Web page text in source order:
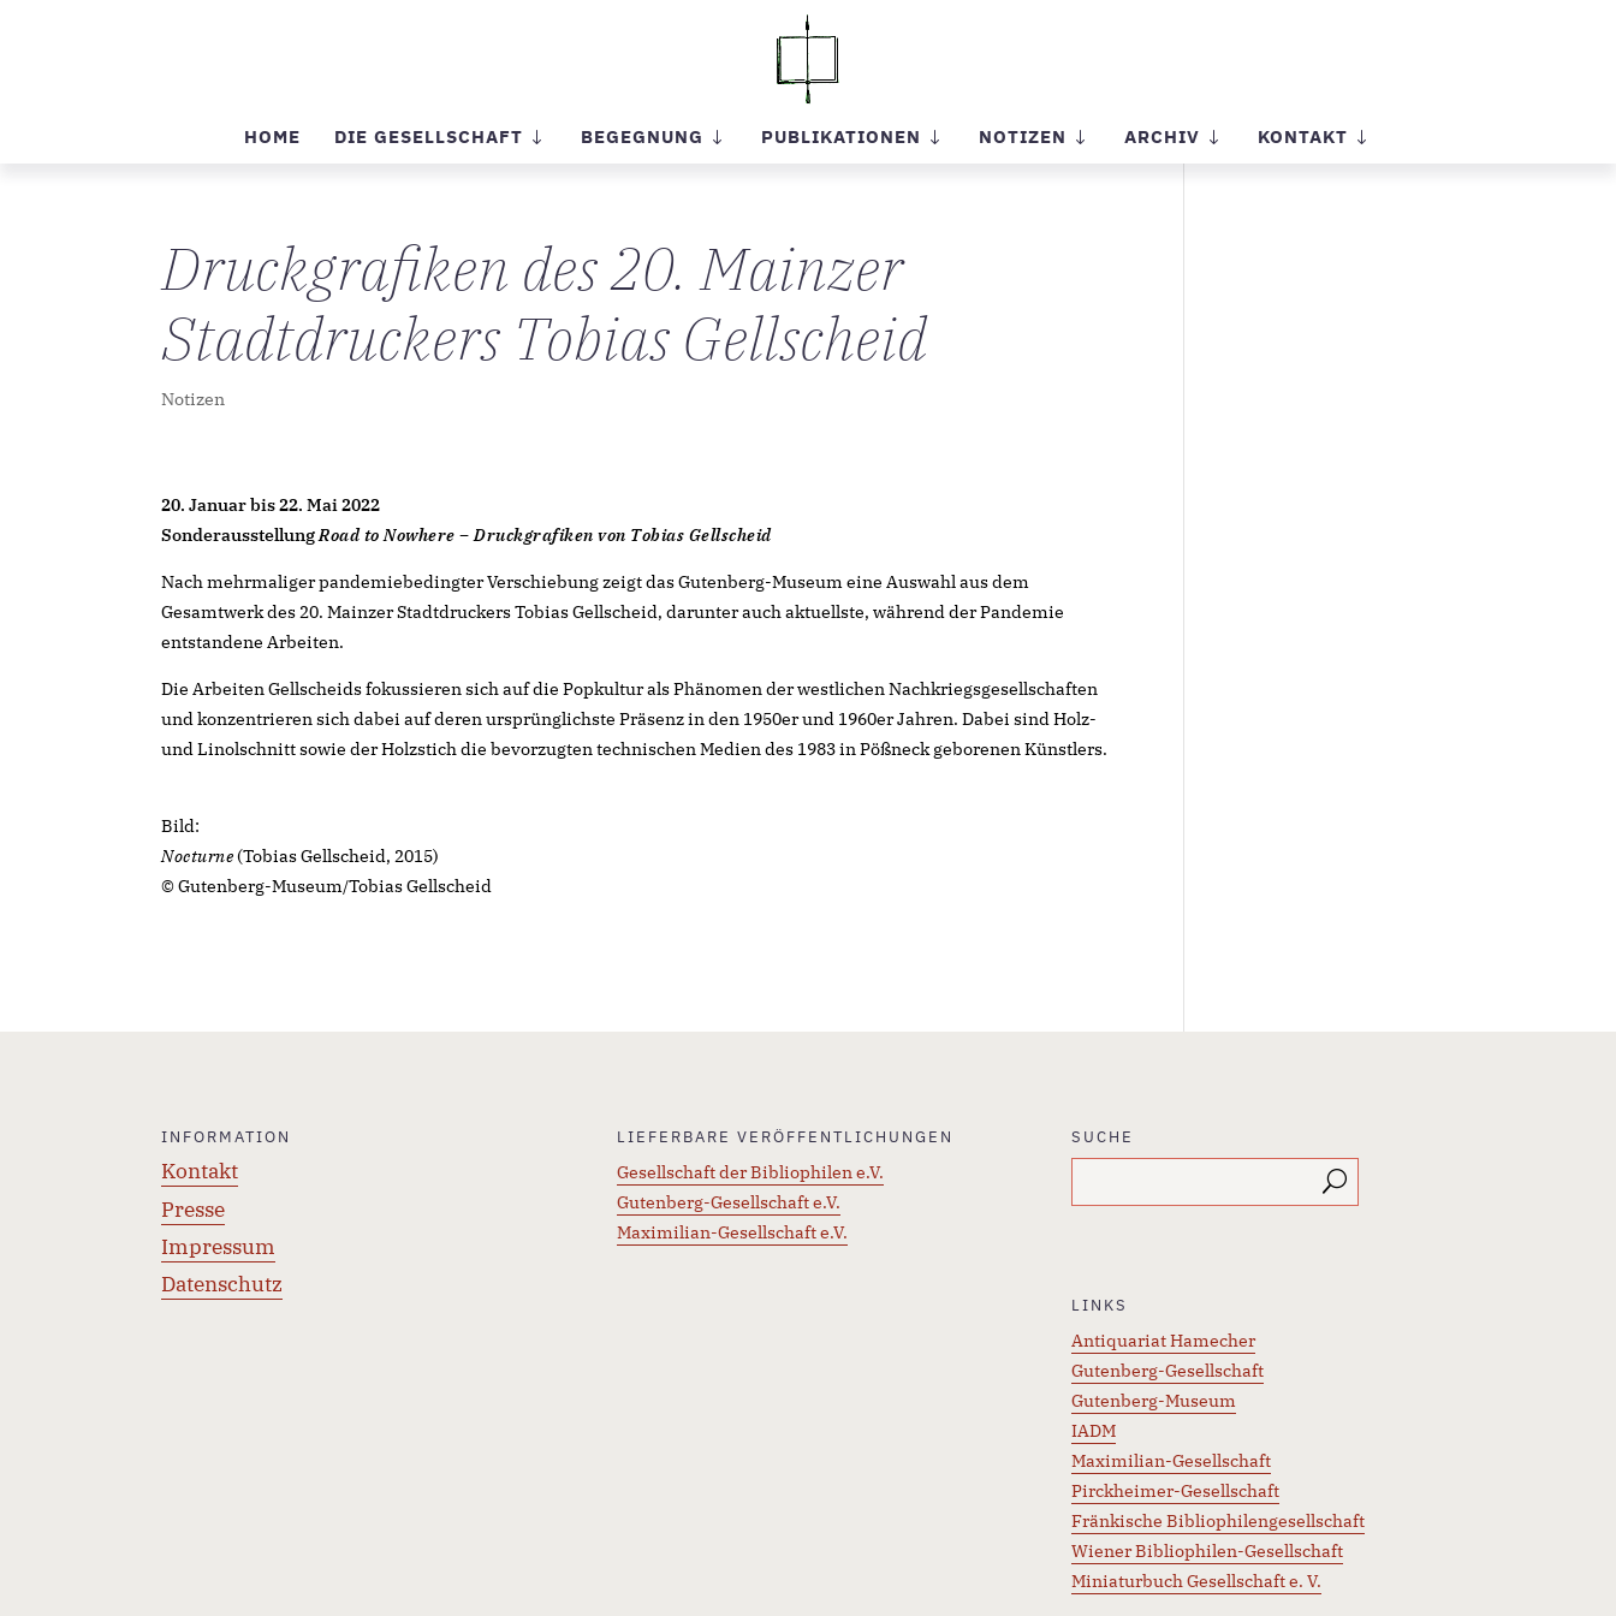
HOME DIE GESELLSCHAFT BEGEGNUNG PUBLIKATIONEN NOTIZEN ARCHIV KONTAKT
Druckgrafiken des 20. Mainzer
Stadtdruckers Tobias Gellscheid
Notizen
20. Januar bis 22. Mai 2022
SonderausstellungRoad to Nowhere – Druckgrafiken von Tobias Gellscheid
Nach mehrmaliger pandemiebedingter Verschiebung zeigt das Gutenberg-Museum eine Auswahl aus dem
Gesamtwerk des 20. Mainzer Stadtdruckers Tobias Gellscheid, darunter auch aktuellste, während der Pandemie
entstandene Arbeiten.
Die Arbeiten Gellscheids fokussieren sich auf die Popkultur als Phänomen der westlichen Nachkriegsgesellschaften
und konzentrieren sich dabei auf deren ursprünglichste Präsenz in den 1950er und 1960er Jahren. Dabei sind Holz-
und Linolschnitt sowie der Holzstich die bevorzugten technischen Medien des 1983 in Pößneck geborenen Künstlers.
Bild:
Nocturne(Tobias Gellscheid, 2015)
© Gutenberg-Museum/Tobias Gellscheid
INFORMATION
Kontakt
Presse
Impressum
Datenschutz
LIEFERBARE VERÖFFENTLICHUNGEN
Gesellschaft der Bibliophilen e.V.
Gutenberg-Gesellschaft e.V.
Maximilian-Gesellschaft e.V.
SUCHE
LINKS
Antiquariat Hamecher
Gutenberg-Gesellschaft
Gutenberg-Museum
IADM
Maximilian-Gesellschaft
Pirckheimer-Gesellschaft
Fränkische Bibliophilengesellschaft
Wiener Bibliophilen-Gesellschaft
Miniaturbuch Gesellschaft e. V.